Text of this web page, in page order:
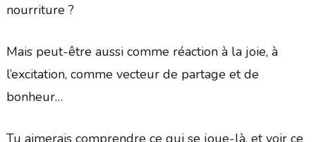
nourriture ?
Mais peut-être aussi comme réaction à la joie, à
l’excitation, comme vecteur de partage et de
bonheur…
Tu aimerais comprendre ce qui se joue-là, et voir ce